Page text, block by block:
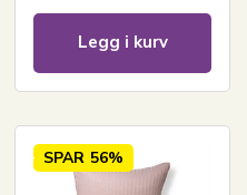
Legg i kurv
SPAR 56%